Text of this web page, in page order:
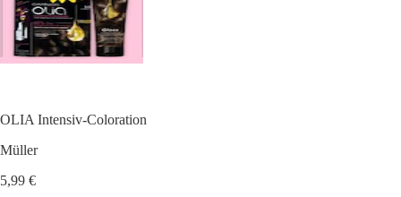
OLIA Intensiv-Coloration
Müller
5,99 €